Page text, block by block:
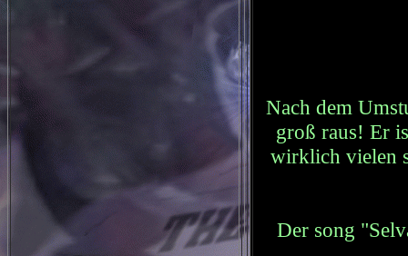
Nach dem
groß raus! Er
wirklich vielen
Der song